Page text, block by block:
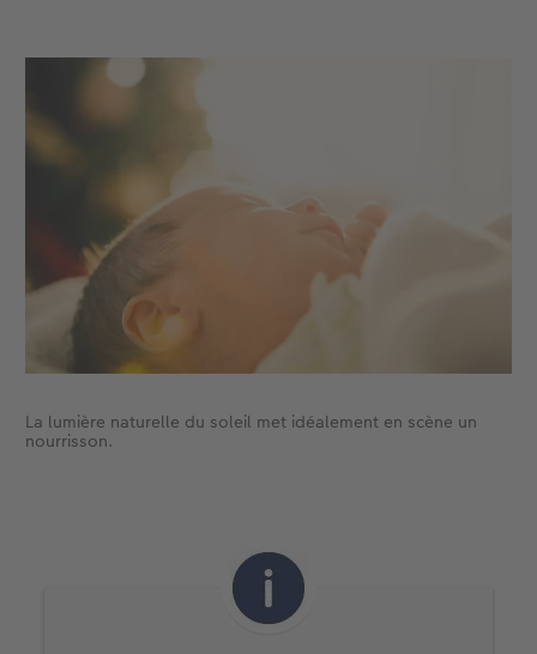
La lumière naturelle du soleil met idéalement en scène un
nourrisson.